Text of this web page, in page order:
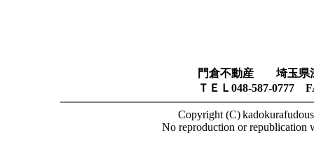
門倉不動産
埼玉県
ＴＥＬ 048-587-0777
Copyright (C)
No reproduction or republication